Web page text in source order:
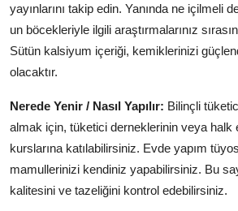
yayınlarını takip edin. Yanında ne içilmeli
un böcekleriyle ilgili araştırmalarınız
Sütün kalsiyum içeriği, kemiklerinizi
olacaktır.
Nerede Yenir / Nasıl Yapılır: Bilinçli
almak için, tüketici derneklerinin veya halk
kurslarına katılabilirsiniz. Evde yapım
mamullerinizi kendiniz yapabilirsiniz. Bu
kalitesini ve tazeliğini kontrol edebilirsiniz.